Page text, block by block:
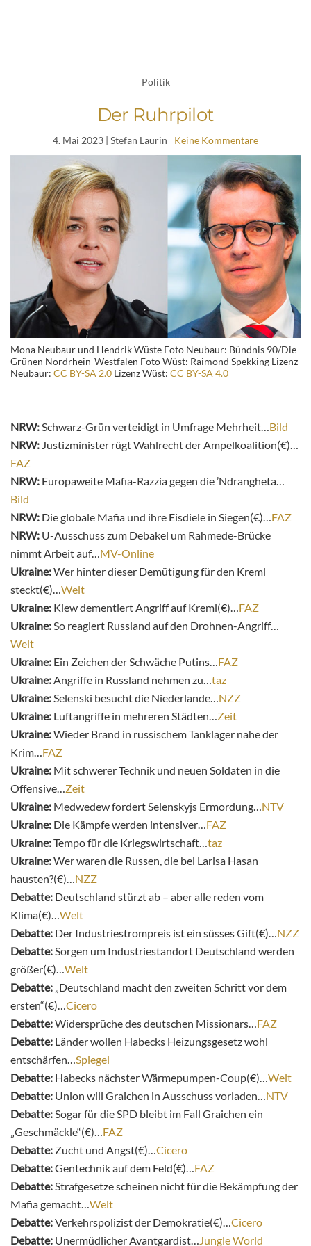
Politik
Der Ruhrpilot
4. Mai 2023 | Stefan Laurin Keine Kommentare
Mona Neubaur und Hendrik Wüste Foto Neubaur: Bündnis 90/Die
Grünen Nordrhein-Westfalen Foto Wüst: Raimond Spekking Lizenz
Neubaur: CC BY-SA 2.0 Lizenz Wüst: CC BY-SA 4.0
NRW:Schwarz-Grün verteidigt in Umfrage Mehrheit…Bild
NRW: Justizminister rügt Wahlrecht der Ampelkoalition(€)…
FAZ
NRW: Europaweite Mafia-Razzia gegen die ’Ndrangheta…
Bild
NRW: Die globale Mafia und ihre Eisdiele in Siegen(€)…FAZ
NRW: U-Ausschuss zum Debakel um Rahmede-Brücke
nimmt Arbeit auf…MV-Online
Ukraine:Wer hinter dieser Demütigung für den Kreml
steckt(€)…Welt
Ukraine: Kiew dementiert Angriff auf Kreml(€)…FAZ
Ukraine:So reagiert Russland auf den Drohnen-Angriff…
Welt
Ukraine: Ein Zeichen der Schwäche Putins…FAZ
Ukraine:Angriffe in Russland nehmen zu…taz
Ukraine:Selenski besucht die Niederlande…NZZ
Ukraine: Luftangriffe in mehreren Städten…Zeit
Ukraine:Wieder Brand in russischem Tanklager nahe der
Krim…FAZ
Ukraine: Mit schwerer Technik und neuen Soldaten in die
Offensive…Zeit
Ukraine: Medwedew fordert Selenskyjs Ermordung…NTV
Ukraine: Die Kämpfe werden intensiver…FAZ
Ukraine:Tempo für die Kriegswirtschaft…taz
Ukraine:Wer waren die Russen, die bei Larisa Hasan
hausten?(€)…NZZ
Debatte: Deutschland stürzt ab – aber alle reden vom
Klima(€)…Welt
Debatte: Der Industriestrompreis ist ein süsses Gift(€)…NZZ
Debatte:Sorgen um Industriestandort Deutschland werden
größer(€)…Welt
Debatte: „Deutschland macht den zweiten Schritt vor dem
ersten“(€)…Cicero
Debatte:Widersprüche des deutschen Missionars…FAZ
Debatte: Länder wollen Habecks Heizungsgesetz wohl
entschärfen…Spiegel
Debatte: Habecks nächster Wärmepumpen-Coup(€)…Welt
Debatte: Union will Graichen in Ausschuss vorladen…NTV
Debatte:Sogar für die SPD bleibt im Fall Graichen ein
„Geschmäckle“(€)…FAZ
Debatte: Zucht und Angst(€)…Cicero
Debatte:Gentechnik auf dem Feld(€)…FAZ
Debatte:Strafgesetze scheinen nicht für die Bekämpfung der
Mafia gemacht…Welt
Debatte:Verkehrspolizist der Demokratie(€)…Cicero
Debatte: Unermüdlicher Avantgardist…Jungle World